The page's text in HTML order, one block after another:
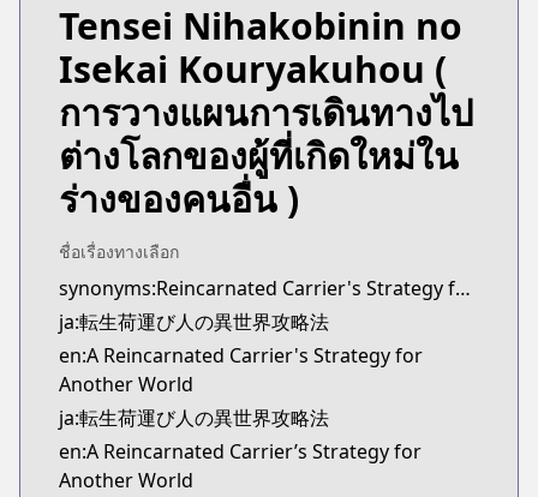
Official Raw
Official Raw
https://youngchampion.jp/series/9aaea584c31f6/
Kitsu
Kitsu
https://kitsu.app/manga/tensei-ni-hakobi-jin-no-
CDJapan
https://www.anime-planet.com/manga/https://
MangaUpdates
MangaUpdates
https://www.mangaupdates.com/
novelUpdates
novelUpdates
https://www.novelupdates.com/series/the-way-
Book☆Walker
Book☆Walker
Tensei Nihakobinin no
Isekai Kouryakuhou (
การวางแผนการเดินทางไป
ต่างโลกของผู้ที่เกิดใหม่ใน
ร่างของคนอื่น )
ชื่อเรื่องทางเลือก
synonyms:Reincarnated Carrier's Strategy for Different World
ja:転生荷運び人の異世界攻略法
en:A Reincarnated Carrier's Strategy for
Another World
ja:転生荷運び人の異世界攻略法
en:A Reincarnated Carrier’s Strategy for
Another World